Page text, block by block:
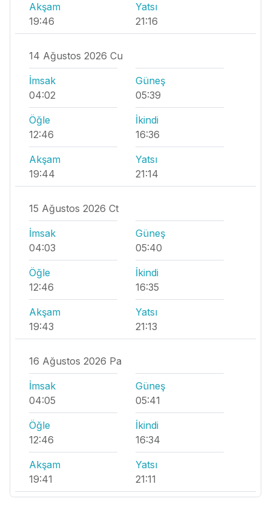
Akşam
19:46
Yatsı
21:16
14 Ağustos 2026 Cu
İmsak
04:02
Güneş
05:39
Öğle
12:46
İkindi
16:36
Akşam
19:44
Yatsı
21:14
15 Ağustos 2026 Ct
İmsak
04:03
Güneş
05:40
Öğle
12:46
İkindi
16:35
Akşam
19:43
Yatsı
21:13
16 Ağustos 2026 Pa
İmsak
04:05
Güneş
05:41
Öğle
12:46
İkindi
16:34
Akşam
19:41
Yatsı
21:11